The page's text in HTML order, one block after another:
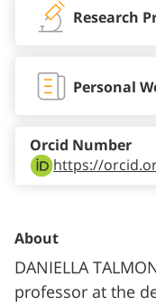
Research
Personal
https://
Orcid Number
About
DANIELLA
professor at the